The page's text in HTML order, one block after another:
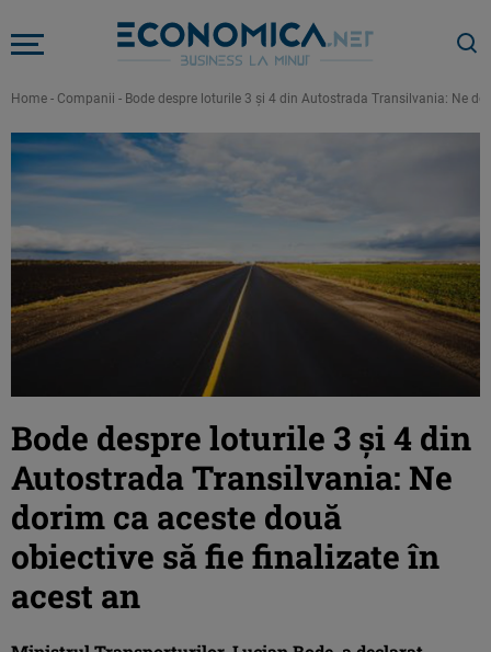
Home - Companii - Bode despre loturile 3 şi 4 din Autostrada Transilvania: Ne
Bode despre loturile 3 şi 4 din
Autostrada Transilvania: Ne
dorim ca aceste două
obiective să fie finalizate în
acest an